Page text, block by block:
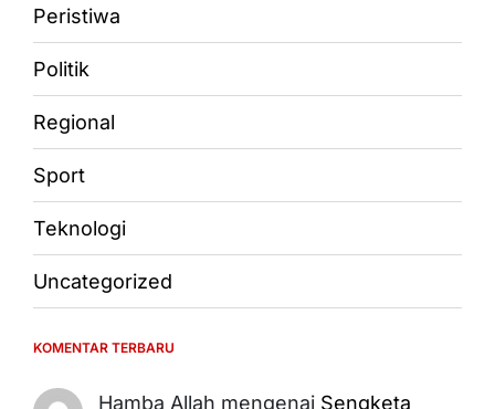
Peristiwa
Politik
Regional
Sport
Teknologi
Uncategorized
KOMENTAR TERBARU
Hamba Allah mengenai Sengketa